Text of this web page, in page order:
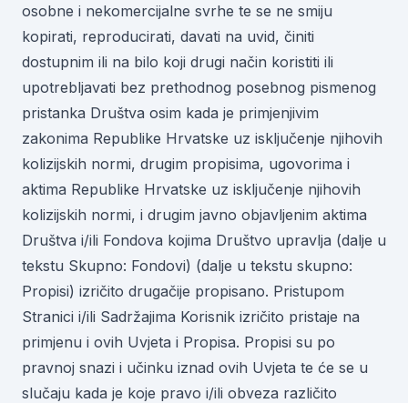
osobne i nekomercijalne svrhe te se ne smiju
kopirati, reproducirati, davati na uvid, činiti
dostupnim ili na bilo koji drugi način koristiti ili
upotrebljavati bez prethodnog posebnog pismenog
pristanka Društva osim kada je primjenjivim
zakonima Republike Hrvatske uz isključenje njihovih
kolizijskih normi, drugim propisima, ugovorima i
aktima Republike Hrvatske uz isključenje njihovih
kolizijskih normi, i drugim javno objavljenim aktima
Društva i/ili Fondova kojima Društvo upravlja (dalje u
tekstu Skupno: Fondovi) (dalje u tekstu skupno:
Propisi) izričito drugačije propisano. Pristupom
Stranici i/ili Sadržajima Korisnik izričito pristaje na
primjenu i ovih Uvjeta i Propisa. Propisi su po
pravnoj snazi i učinku iznad ovih Uvjeta te će se u
slučaju kada je koje pravo i/ili obveza različito